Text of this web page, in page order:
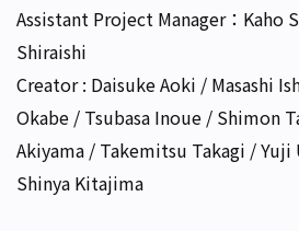
Assistant Project Manager：Kaho
Shiraishi
Creator : Daisuke Aoki / Masashi
Okabe / Tsubasa Inoue / Shimon
Akiyama / Takemitsu Takagi / Yuji
Shinya Kitajima